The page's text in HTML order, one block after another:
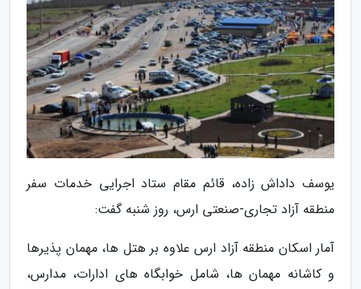
یوسف داداش زاده، قائم مقام ستاد اجرایی خدمات سفر
منطقه آزاد تجاری-صنعتی ارس، روز شنبه گفت:
آمار اسکان منطقه آزاد ارس علاوه بر هتل ها، مهمان پذیرها
و کاشانه مهمان ها، شامل خوابگاه های ادارات، مدارس،